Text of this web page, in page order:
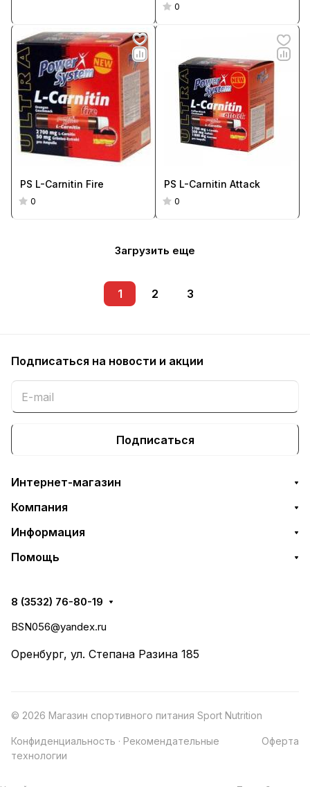
0
PS L-Carnitin Fire
0
PS L-Carnitin Attack
0
Загрузить еще
1 2 3
Подписаться на новости и акции
Подписаться
Интернет-магазин
Компания
Информация
Помощь
8 (3532) 76-80-19
BSN056@yandex.ru
Оренбург, ул. Степана Разина 185
© 2026 Магазин спортивного питания Sport Nutrition
Конфиденциальность · Рекомендательные
технологии
Оферта